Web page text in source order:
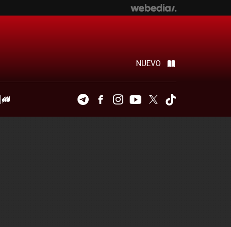
NUEVO
TelegramFacebookInstagramYoutubeTwitter